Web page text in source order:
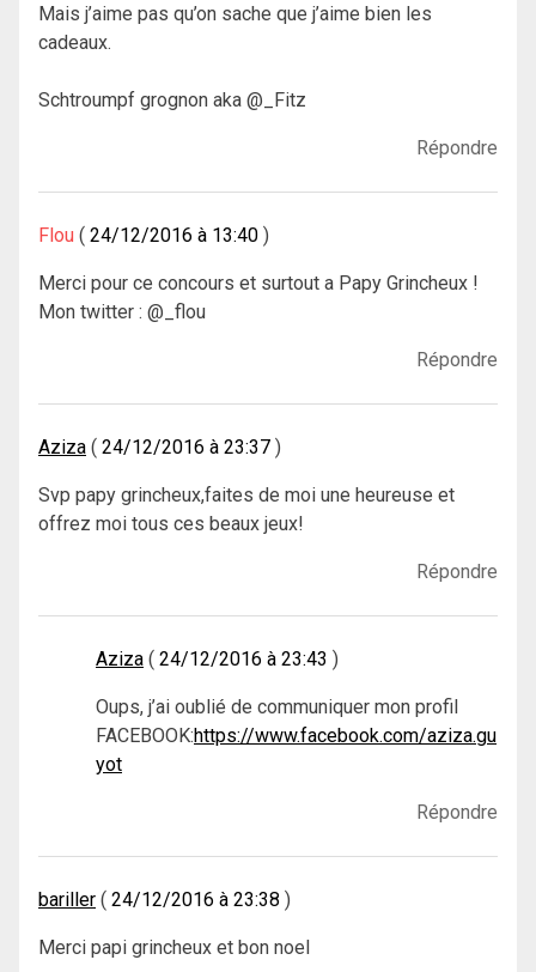
Mais j’aime pas qu’on sache que j’aime bien les
cadeaux.
Schtroumpf grognon aka @_Fitz
Répondre
Flou 24/12/2016 à 13:40
Merci pour ce concours et surtout a Papy Grincheux !
Mon twitter : @_flou
Répondre
Aziza 24/12/2016 à 23:37
Svp papy grincheux,faites de moi une heureuse et
offrez moi tous ces beaux jeux!
Répondre
Aziza 24/12/2016 à 23:43
Oups, j’ai oublié de communiquer mon profil
FACEBOOK:https://www.facebook.com/aziza.gu
yot
Répondre
bariller 24/12/2016 à 23:38
Merci papi grincheux et bon noel